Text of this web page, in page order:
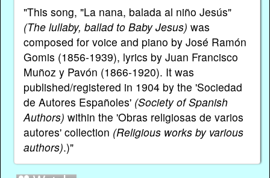
"This song, "La nana, balada al niño Jesús"
(The lullaby, ballad to Baby Jesus) was
composed for voice and piano by José Ramón
Gomis (1856-1939), lyrics by Juan Francisco
Muñoz y Pavón (1866-1920). It was
published/registered in 1904 by the 'Sociedad
de Autores Españoles' (Society of Spanish
Authors) within the 'Obras religiosas de varios
autores' collection (Religious works by various
authors).)"